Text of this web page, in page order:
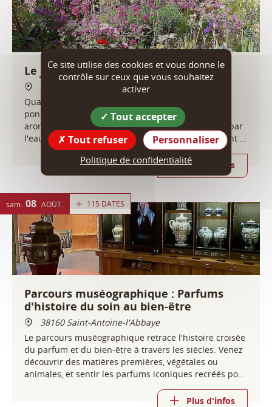
Le jardin médiéval
38160 Saint-Antoine-l'Abbaye
Quatre jardins, quatre histoires, quatre haltes
ponctuées de plantes exubérantes, d'herbes
aromatiques, de fleurs et d'arbres fruitiers réunis par
l'eau d'une fontaine et de bassins, élément inhérent et
fondateur de l'essence même du jardin.
Plus d'infos
115 DATES
sam. 08 AOÛT
Parcours muséographique : Parfums
d'histoire du soin au bien-être
38160 Saint-Antoine-l'Abbaye
Le parcours muséographique retrace l'histoire croisée
du parfum et du bien-être à travers les siècles. Venez
découvrir des matières premières, végétales ou
animales, et sentir les parfums iconiques recréés pour
Plus d'infos
Ce site utilise des cookies et vous donne le
contrôle sur ceux que vous souhaitez
activer
Tout accepter
Tout refuser
Personnaliser
Politique de confidentialité